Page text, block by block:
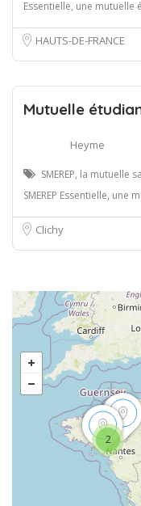
Essentielle, une mutuelle
HAUTS-DE-FRANCE
Mutuelle
Heyme
SMEREP, la mutuelle
SMEREP Essentielle, une
Clichy
2